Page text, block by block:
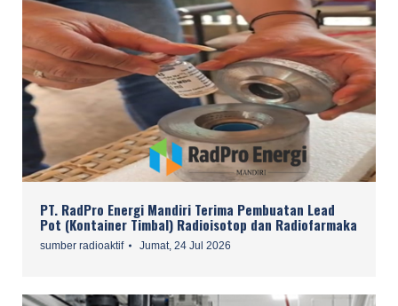
PT. RadPro Energi Mandiri Terima Pembuatan Lead
Pot (Kontainer Timbal) Radioisotop dan Radiofarmaka
sumber radioaktif Jumat, 24 Jul 2026